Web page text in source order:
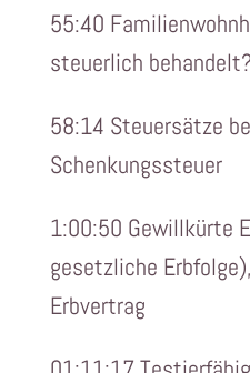
55:40
steuerlich behandelt?
58:14 Steuersätze
Schenkungssteuer
1:00:50 Gewillkürte
gesetzliche
Erbvertrag